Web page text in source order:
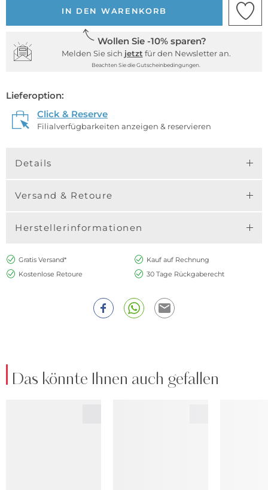
IN DEN WARENKORB
Wollen Sie -10% sparen?
Melden Sie sich jetzt für den Newsletter an.
Beachten Sie die Gutscheinbedingungen.
Lieferoption:
Click & Reserve
Filialverfügbarkeiten anzeigen & reservieren
Details
Versand & Retoure
Herstellerinformationen
Gratis Versand*
Kauf auf Rechnung
Kostenlose Retoure
30 Tage Rückgaberecht
Das könnte Ihnen auch gefallen